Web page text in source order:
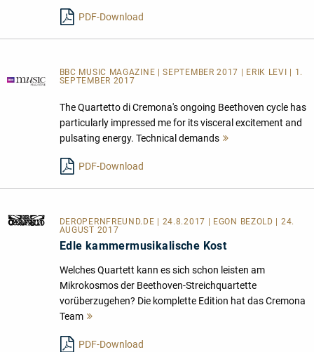
PDF-Download
BBC MUSIC MAGAZINE | SEPTEMBER 2017 | ERIK LEVI | 1.
SEPTEMBER 2017
The Quartetto di Cremona's ongoing Beethoven cycle has
particularly impressed me for its visceral excitement and
pulsating energy. Technical demands
PDF-Download
DEROPERNFREUND.DE | 24.8.2017 | EGON BEZOLD | 24.
AUGUST 2017
Edle kammermusikalische Kost
Welches Quartett kann es sich schon leisten am
Mikrokosmos der Beethoven-Streichquartette
vorüberzugehen? Die komplette Edition hat das Cremona
Team
PDF-Download